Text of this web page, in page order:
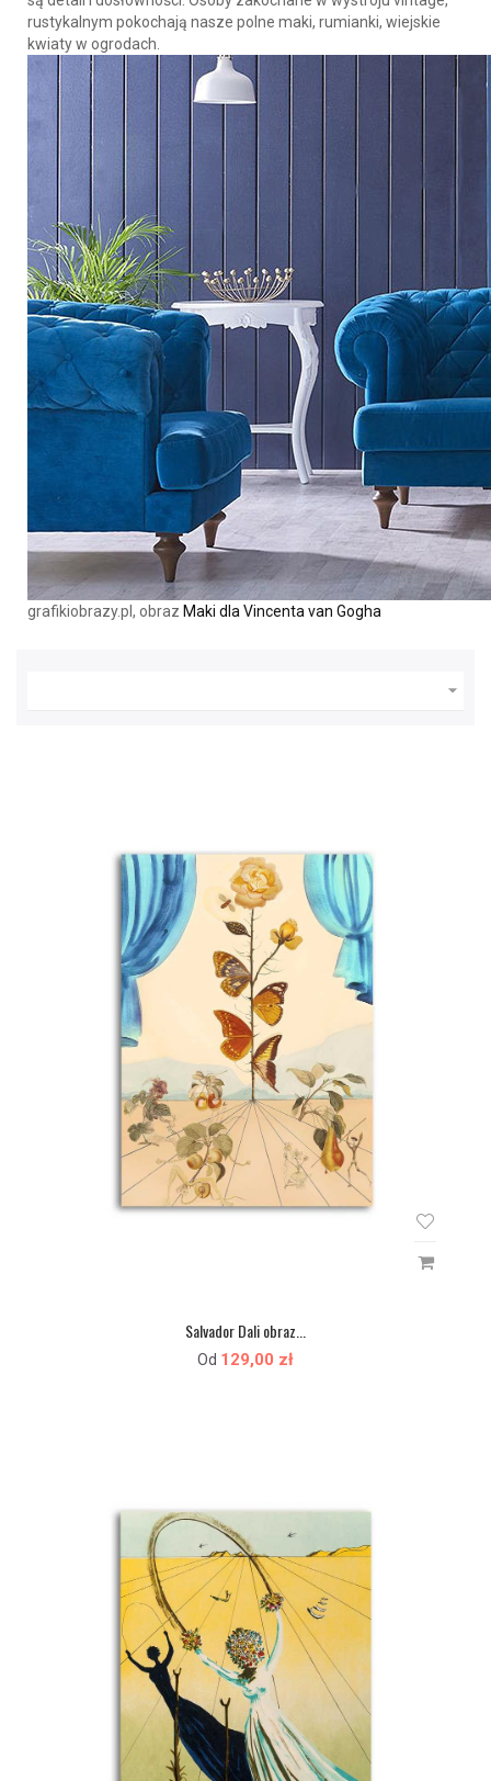
rustykalnym pokochają nasze polne maki, rumianki, wiejskie
kwiaty w ogrodach.
grafikiobrazy.pl, obraz Maki dla Vincenta van Gogha

Salvador Dali obraz...
Od 129,00 zł